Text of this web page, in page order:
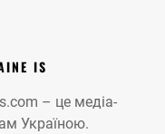
IS
– це медіа-
Україною.